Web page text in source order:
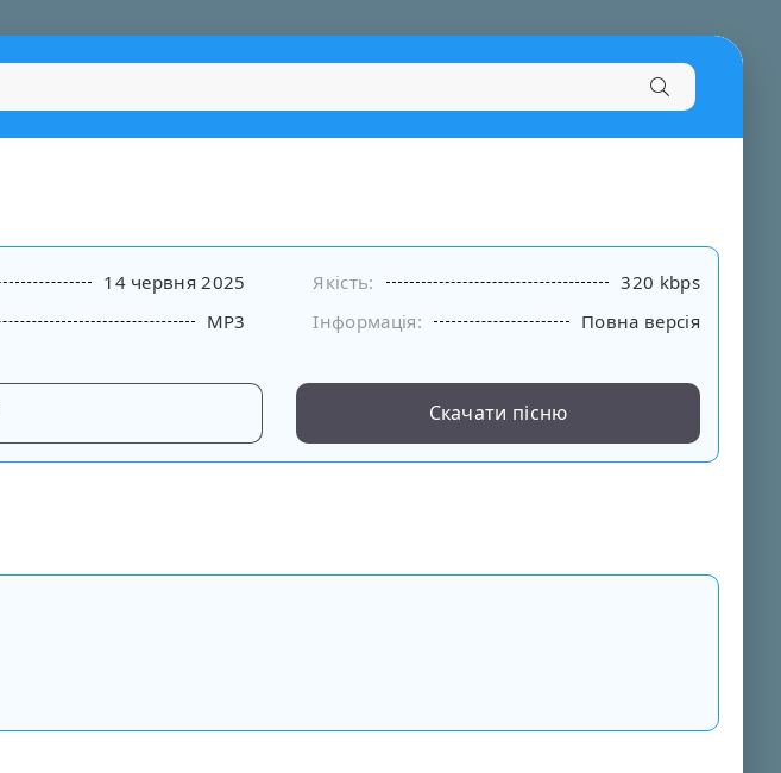
14 червня 2025 Якість:
320 kbps
MP3 Інформація: Повна версія
Скачати пісню